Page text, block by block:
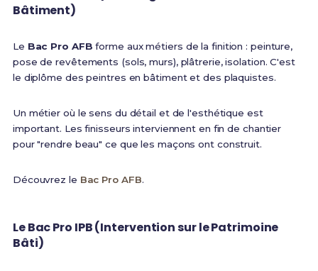
Bâtiment)
Le Bac Pro AFB forme aux métiers de la finition : peinture,
pose de revêtements (sols, murs), plâtrerie, isolation. C'est
le diplôme des peintres en bâtiment et des plaquistes.
Un métier où le sens du détail et de l'esthétique est
important. Les finisseurs interviennent en fin de chantier
pour "rendre beau" ce que les maçons ont construit.
Découvrez le Bac Pro AFB.
Le Bac Pro IPB (Intervention sur le Patrimoine
Bâti)